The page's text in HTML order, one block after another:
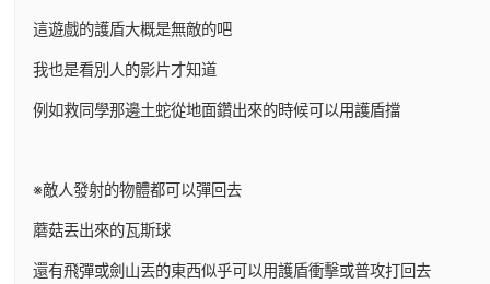
這遊戲的護盾大概是無敵的吧
我也是看別人的影片才知道
例如救同學那邊土蛇從地面鑽出來的時候可以用護盾擋
※敵人發射的物體都可以彈回去
蘑菇丟出來的瓦斯球
還有飛彈或劍山丟的東西似乎可以用護盾衝擊或普攻打回去